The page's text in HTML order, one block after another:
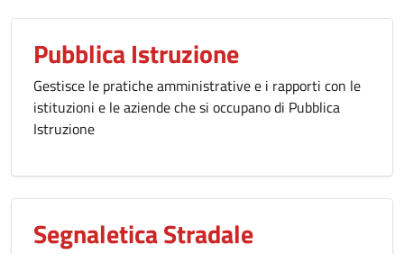
Pubblica Istruzione
Gestisce le pratiche amministrative e i rapporti con le
istituzioni e le aziende che si occupano di Pubblica
Istruzione
Segnaletica Stradale